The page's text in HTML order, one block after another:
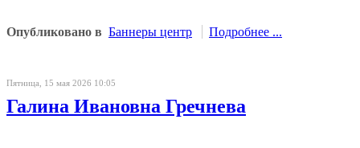
Опубликовано в Баннеры центр Подробнее ...
Пятница, 15 мая 2026 10:05
Галина Ивановна Гречнева